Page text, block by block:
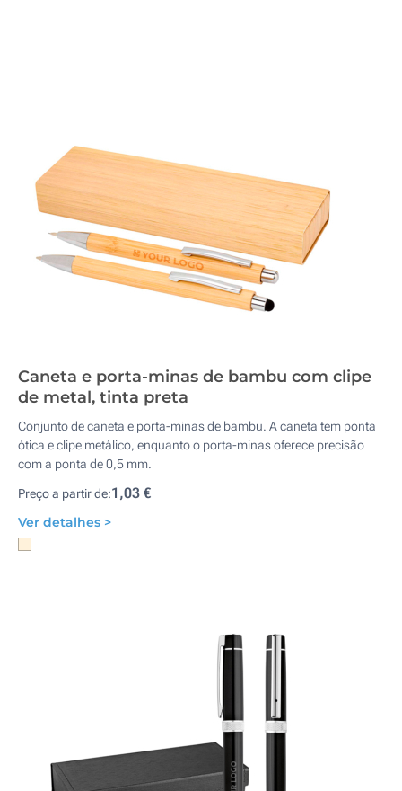
Caneta e porta-minas de bambu com clipe
de metal, tinta preta
Conjunto de caneta e porta-minas de bambu. A caneta tem ponta
ótica e clipe metálico, enquanto o porta-minas oferece precisão
com a ponta de 0,5 mm.
Preço a partir de:1,03 €
Ver detalhes >